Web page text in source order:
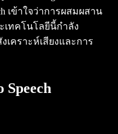
เข้าใจว่าการผสมผสาน
ทคโนโลยีนี้กำลัง
เคราะห์เสียงและการ
Speech